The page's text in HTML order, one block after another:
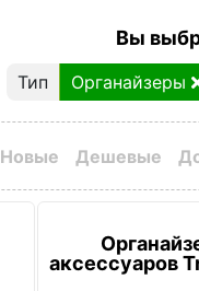
Вы
Тип Органайзеры
Новые Дешевые
аксессуаров